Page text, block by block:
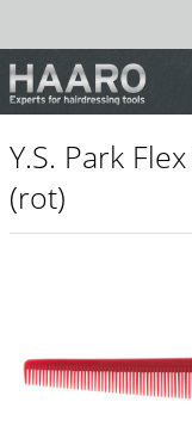
Scheren
Joewell
Konayuki
Y.S. Park
(rot)